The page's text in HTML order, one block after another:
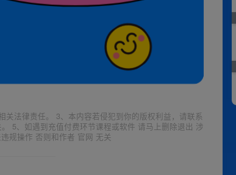
法律责任。 3、本内容若侵犯到你的版权利益，请联系
5、如遇到充值付费环节课程或软件 请马上删除退出 涉
规操作 否则和作者 官网 无关